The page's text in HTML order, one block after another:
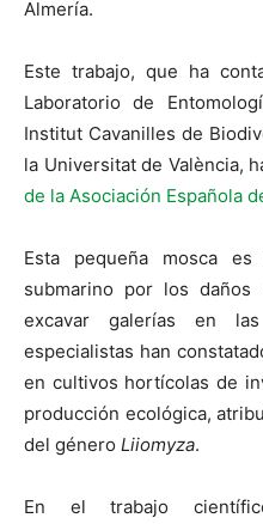
Almería.
Este trabajo, que ha
Laboratorio de
Institut Cavanilles de
la Universitat de València,
de la Asociación Española
Esta pequeña mosca
submarino por los
excavar galerías en
especialistas han
en cultivos hortícolas de
producción ecológica,
del género Liiomyza.
En el trabajo